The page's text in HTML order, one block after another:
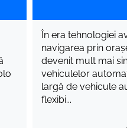
O vacanță reușită
eficientă și asta
transportul. Când
deplasare în
întrebarea care